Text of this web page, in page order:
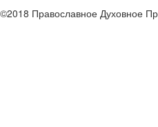
©2018 Православное Духовное